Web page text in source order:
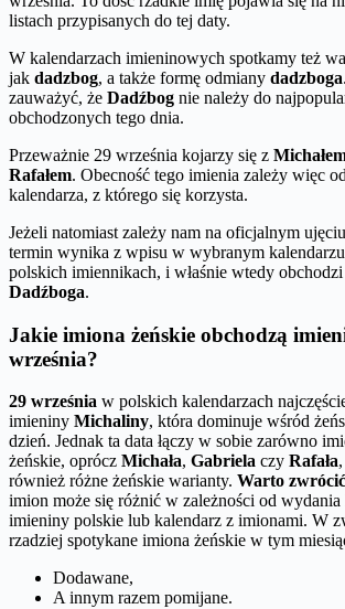
listach przypisanych do tej daty.
W kalendarzach imieninowych spotkamy też
jak dadzbog, a także formę odmiany dadzboga
zauważyć, że Dadźbog nie należy do
obchodzonych tego dnia.
Przeważnie 29 września kojarzy się z
Rafałem. Obecność tego imienia zależy więc
kalendarza, z którego się korzysta.
Jeżeli natomiast zależy nam na oficjalnym
termin wynika z wpisu w wybranym
polskich imiennikach, i właśnie wtedy
Dadźboga.
Jakie imiona żeńskie obchodzą
września?
29 września w polskich kalendarzach
imieniny Michaliny, która dominuje wśród
dzień. Jednak ta data łączy w sobie zarówno
żeńskie, oprócz Michała, Gabriela czy Rafała
również różne żeńskie warianty. Warto
imion może się różnić w zależności od wydania
imieniny polskie lub kalendarz z imionami. W
rzadziej spotykane imiona żeńskie w tym
Dodawane,
A innym razem pomijane.